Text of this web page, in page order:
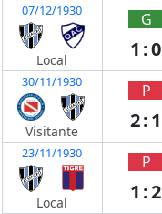
07/12/1930
Local
G
1:0
30/11/1930
Visitante
P
2:1
23/11/1930
Local
P
1:2